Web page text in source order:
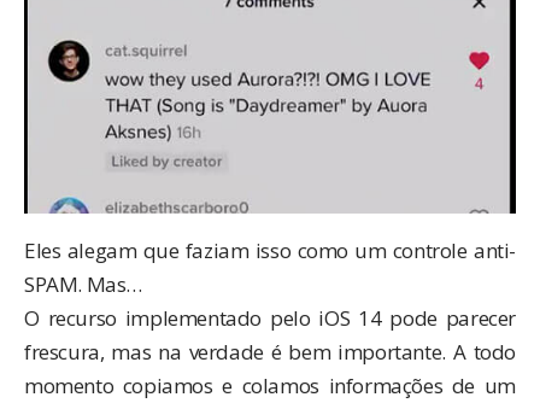
Eles alegam que faziam isso como um controle anti-
SPAM. Mas…
O recurso implementado pelo iOS 14 pode parecer
frescura, mas na verdade é bem importante. A todo
momento copiamos e colamos informações de um